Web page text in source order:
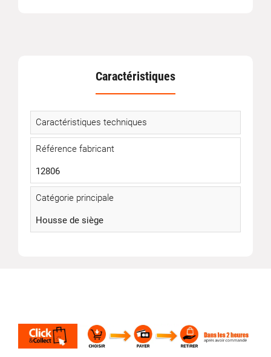
Caractéristiques
Caractéristiques techniques
Référence fabricant
12806
Catégorie principale
Housse de siège